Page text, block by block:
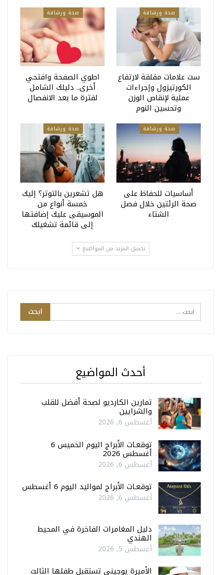
صحة ورشاقة
ست علامات مقلقة لارتفاع
الكورتيزول وإجراءات
عملية لإنقاص الوزن
وتحسين النوم
صحة ورشاقة
اطوي الصفحة وافتحي
أخرى.. دليلك الشامل
لفترة ما بعد الانفصال
صحة ورشاقة
أساسيات للحفاظ على
صحة الرئتين خلال فصل
الشتاء
صحة ورشاقة
هل تشعرين بالتوتر؟ إليك
خمسة أنواع من
الموسيقى عليك إضافتها
إلى قائمة تشغيلك
تحميل المزيد من المواضيع
أحدث المواضيع
تمارين الكارديو لصحة أفضل للقلب
والشرايين
أغسطس 6, 2026
توقعـات الأبراج اليوم الخميس 6
أغسطس 2026
أغسطس 6, 2026
توقعـات الأبراج لمواليد اليوم 6 أغسطس
أغسطس 6, 2026
دليل المغامرات الفاخرة في المحيط
الهندي
أغسطس 5, 2026
الأميرة يوجيني تستقبل طفلها الثالث